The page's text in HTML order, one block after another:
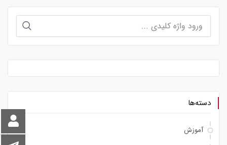
برای:
دسته‌ها
آموزش